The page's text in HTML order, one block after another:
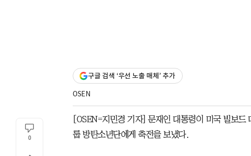
구글 검색 ‘우선 노출 매체’ 추가
OSEN
0
[OSEN=지민경 기자] 문재인 대통령이 미국 빌보
룹 방탄소년단에게 축전을 보냈다.